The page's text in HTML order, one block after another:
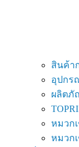
สินค้า
อุปกร
ผลิตภั
หมวก
หมวก